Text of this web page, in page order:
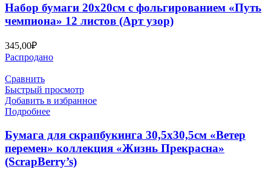
Набор бумаги 20х20см с фольгированием «Путь
чемпиона» 12 листов (Арт узор)
345,00₽
Распродано
Сравнить
Быстрый просмотр
Добавить в избранное
Подробнее
Бумага для скрапбукинга 30,5х30,5см «Ветер
перемен» коллекция «Жизнь Прекрасна»
(ScrapBerry’s)